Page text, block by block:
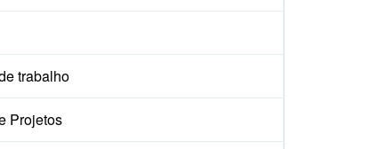
trabalho
Projetos